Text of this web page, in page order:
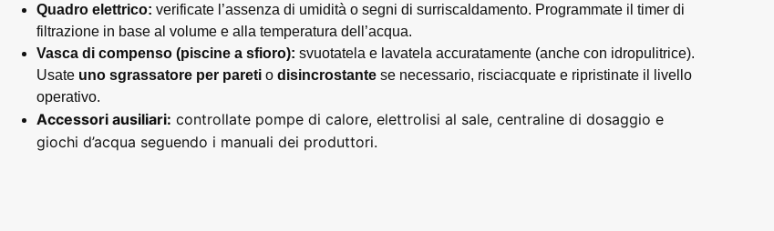
Quadro elettrico: verificate l’assenza di umidità o segni di surriscaldamento. Programmate il timer di
filtrazione in base al volume e alla temperatura dell’acqua.
Vasca di compenso (piscine a sfioro): svuotatela e lavatela accuratamente (anche con idropulitrice).
Usate uno sgrassatore per pareti odisincrostantese necessario, risciacquate e ripristinate il livello
operativo.
Accessori ausiliari: controllate pompe di calore, elettrolisi al sale, centraline di dosaggio e
giochi d’acqua seguendo i manuali dei produttori.